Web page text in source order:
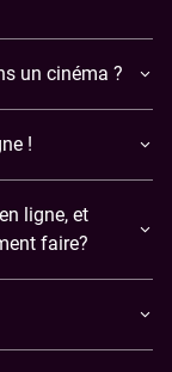
un cinéma ?
!
ligne, et
faire?